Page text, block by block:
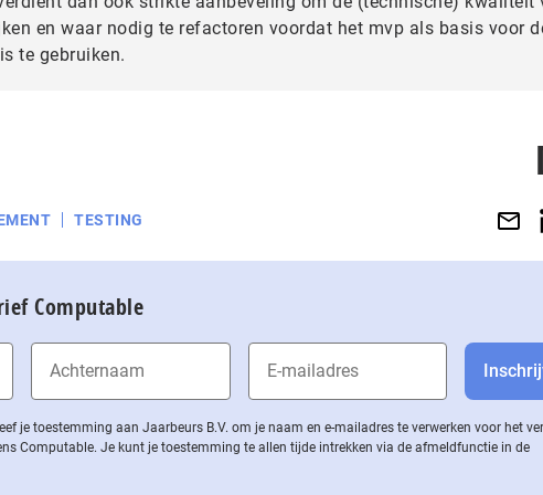
en waar nodig te refactoren voordat het mvp als basis voor
te gebruiken.
TESTING
Computable
je toestemming aan Jaarbeurs B.V. om je naam en e-mailadres te verwerken voor het
Computable. Je kunt je toestemming te allen tijde intrekken via de af­meld­func­tie in de